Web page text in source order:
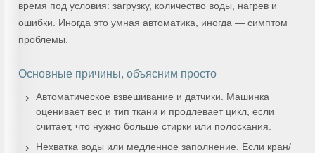
время под условия: загрузку, количество воды, нагрев и
ошибки. Иногда это умная автоматика, иногда — симптом
проблемы.
Основные причины, объясним просто
Автоматическое взвешивание и датчики. Машинка
оценивает вес и тип ткани и продлевает цикл, если
считает, что нужно больше стирки или полоскания.
Нехватка воды или медленное заполнение. Если кран/